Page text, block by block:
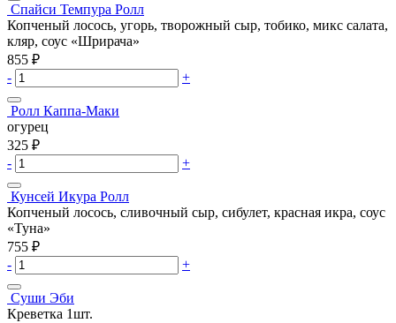
Спайси Темпура Ролл
Копченый лосось, угорь, творожный сыр, тобико, микс салата,
кляр, соус «Шрирача»
855 ₽
-
+
Ролл Каппа-Маки
огурец
325 ₽
-
+
Кунсей Икура Ролл
Копченый лосось, сливочный сыр, сибулет, красная икра, соус
«Туна»
755 ₽
-
+
Суши Эби
Креветка 1шт.